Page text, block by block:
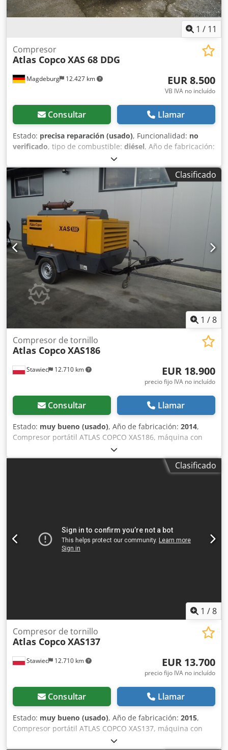
1 / 11
Magdeburg 12.427 km
Compresor
Atlas CopcoXAS 68 DDG
EUR 8.500
VB IVA no incluído
Consultar Llamar
Estado: precisa reparación (usado), Funcionalidad: no
verificado, tipo de combustible: diésel, Año de fabricación:
, horas de funcionamiento:
Copco XAS 68 DDG, año de fabricación 2017, 1.154 horas
de funcionamiento, caudal 3,5 m³, potencia de emergencia
12,5 kVA, conexiones: 1 x 230 voltios, 2 x 400 voltios, núm.
de serie YA3064303H0461812, eje doblado, el compresor
funciona correctamente por lo demás, ABE/registro
disponible. Dodpsy Aktasfx Ad Iswa
Clasificado
1 /8
Stawiec 12.710 km
Compresor de tornillo
Atlas CopcoXAS186
EUR 18.900
precio fijo IVA no incluído
Consultar Llamar
Estado: muy bueno (usado), Año de fabricación: 2014,
Compresor portátil ATLAS COPCO XAS186, máquina con
enfriador final tras servicio completo. Datos técnicos:
capacidad: 11,10 m3/min; presión de trabajo: 7 bar; año de
fabricación: 2014 motor DEUTZ kilometraje compresor
Clasificado
1 /8
Stawiec 12.710 km
Compresor de tornillo
Atlas CopcoXAS137
EUR 13.700
precio fijo IVA no incluído
Consultar Llamar
Estado: muy bueno (usado), Año de fabricación: 2015,
Compresor portátil ATLAS COPCO XAS137, máquina con
refrigerador final, revisada y en perfecto estado. Datos